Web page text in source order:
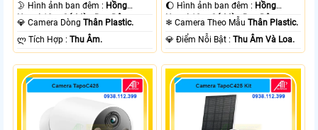
🌛 Hình ảnh ban đêm : Hồng
Ngoại 10m Có Màu Ban Ðêm.
💎 Camera DòngThân Plastic.
️ლ Tích Hợp :Thu Âm.
🌔 Hình ảnh ban đêm : Hồng
Ngoại 10m Có Màu Ban Ðêm.
❄ Camera Theo MẫuThân Plastic.
️💎 Điểm Nỗi Bật :Thu Âm Và Loa.